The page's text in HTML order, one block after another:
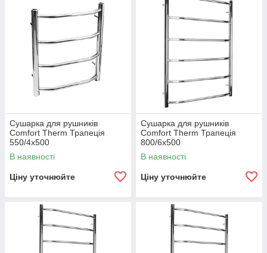
Сушарка для рушників
Comfort Therm Трапеція
550/4х500
В наявності
Ціну уточнюйте
Сушарка для рушників
Comfort Therm Трапеція
800/6х500
В наявності
Ціну уточнюйте